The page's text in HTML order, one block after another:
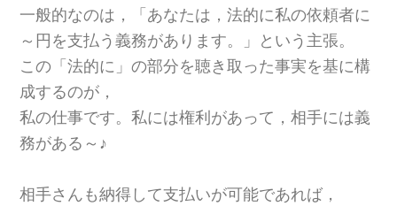
一般的なのは，「あなたは，法的に私の依頼者に
～円を支払う義務があります。」という主張。
この「法的に」の部分を聴き取った事実を基に構
成するのが，
私の仕事です。私には権利があって，相手には義
務がある～♪
相手さんも納得して支払いが可能であれば，